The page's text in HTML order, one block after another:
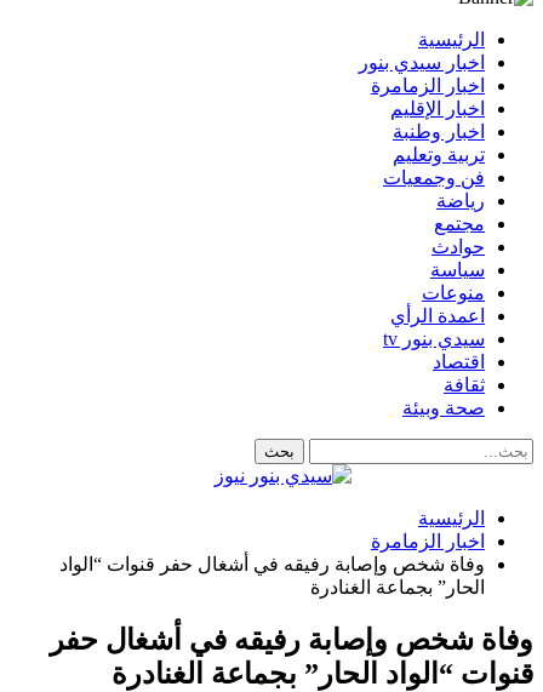
الرئيسية
اخبار سيدي بنور
اخبار الزمامرة
اخبار الإقليم
اخبار وطنبة
تربية وتعليم
فن وجمعيات
رياضة
مجتمع
حوادث
سياسة
منوعات
اعمدة الرأي
سيدي بنور tv
اقتصاد
ثقافة
صحة وبيئة
الرئيسية
اخبار الزمامرة
وفاة شخص وإصابة رفيقه في أشغال حفر قنوات “الواد
الحار” بجماعة الغنادرة
وفاة شخص وإصابة رفيقه في أشغال حفر
قنوات “الواد الحار” بجماعة الغنادرة